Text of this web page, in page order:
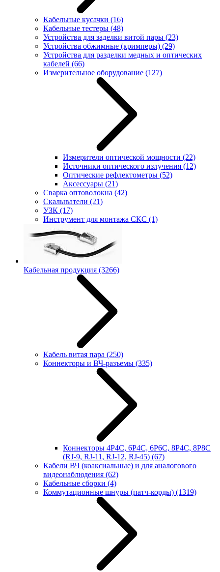
Кабельные кусачки (16)
Кабельные тестеры (48)
Устройства для заделки витой пары (23)
Устройства обжимные (кримперы) (29)
Устройства для разделки медных и оптических
кабелей (66)
Измерительное оборудование (127)
Измерители оптической мощности (22)
Источники оптического излучения (12)
Оптические рефлектометры (52)
Аксессуары (21)
Сварка оптоволокна (42)
Скалыватели (21)
УЗК (17)
Инструмент для монтажа СКС (1)
Кабельная продукция (3266)
Кабель витая пара (250)
Коннекторы и ВЧ-разъемы (335)
Коннекторы 4P4C, 6P4C, 6P6C, 8P4C, 8P8C
(RJ-9, RJ-11, RJ-12, RJ-45) (67)
Кабели ВЧ (коаксиальные) и для аналогового
видеонаблюдения (62)
Кабельные сборки (4)
Коммутационные шнуры (патч-корды) (1319)